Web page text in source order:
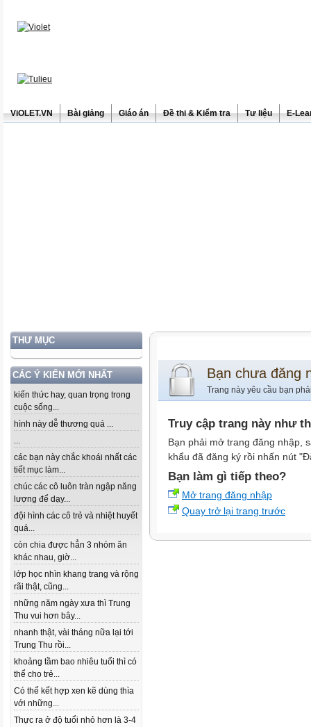
ViOLET.VN Bài giảng Giáo án Đề thi & Kiểm tra Tư liệu E-
THƯ MỤC
CÁC Ý KIẾN MỚI NHẤT
kiến thức hay, quan trọng trong
cuộc sống...
hình này dễ thương quá ...
...
các bạn này chắc khoái nhất các
tiết mục làm...
chúc các cô luôn tràn ngập năng
lượng để dạy...
đội hình các cô trẻ và nhiệt huyết
quá...
còn chia được hẳn 3 nhóm ăn
khác nhau, giờ...
lớp học nhìn khang trang và rộng
rãi thật, cũng...
những năm ngày xưa thì Trung
Thu vui hơn bây...
nhanh thật, vài tháng nữa lại tới
Trung Thu rồi...
khoảng tầm bao nhiêu tuổi thì có
thể cho trẻ...
Có thể kết hợp xen kẽ dùng thìa
với những...
Thực ra ở độ tuổi nhỏ hơn là 3-4
Bạn chưa đăng
Trang này yêu cầu bạn
Truy cập trang này như
Bạn phải mở trang đăng nhập,
khẩu đã đăng ký rồi nhấn nút
Bạn làm gì tiếp theo?
Mở trang đăng nhập
Quay trở lại trang trước